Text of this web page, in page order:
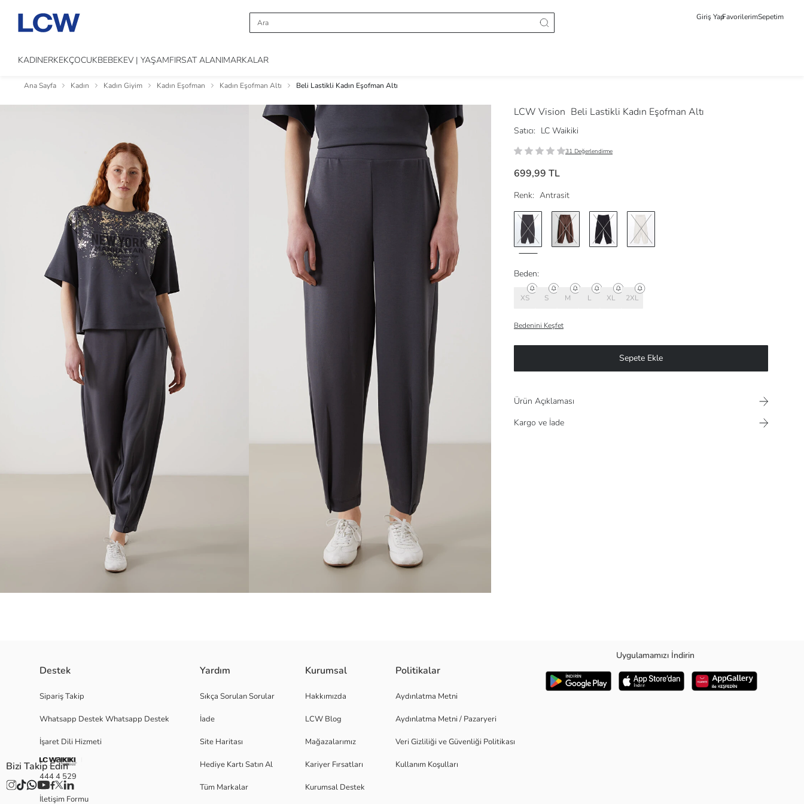
Giriş YapFavorilerimSepetim
KADINERKEKÇOCUKBEBEKEV | YAŞAMFIRSAT ALANIMARKALAR
Ana Sayfa Kadın Kadın Giyim Kadın Eşofman Kadın Eşofman Altı Beli Lastikli Kadın Eşofman Altı
LCW Vision Beli Lastikli Kadın Eşofman Altı
Satıcı: LC Waikiki
31 Değerlendirme
699,99 TL
Renk: Antrasit
Beden:
XS S M L XL 2XL
Bedenini Keşfet
Sepete Ekle
Ürün Açıklaması
Kargo ve İade
Beli lastikli kadın eşofman altı, iki yandan cepli tasarımı, pratiklik katarak küçük eşyalarınızı taşımanıza sağlar. Dayanıklı ve esnek interlok kumaşı uzun ömürlü ve rahat bir giyim deneyimi sunar.
Lighttouch kumaşı hafif dokunuş hissi sunar.
Ana Kumaş:
Destek
Sipariş Takip
Whatsapp Destek Whatsapp Destek
İşaret Dili Hizmeti
444 4 529
İletişim Formu
Yardım
Sıkça Sorulan Sorular
İade
Site Haritası
Hediye Kartı Satın Al
Tüm Markalar
Kurumsal
Hakkımızda
LCW Blog
Mağazalarımız
Kariyer Fırsatları
Kurumsal Destek
Politikalar
Aydınlatma Metni
Aydınlatma Metni / Pazaryeri
Veri Gizliliği ve Güvenliği Politikası
Kullanım Koşulları
Uygulamamızı İndirin
Bizi Takip Edin